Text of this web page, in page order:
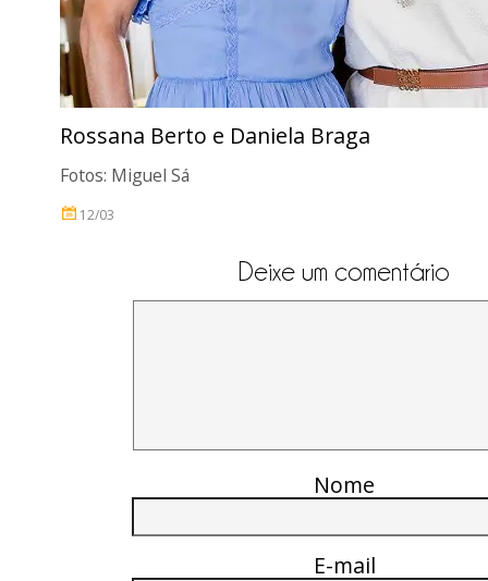
Rossana Berto e Daniela Braga
Fotos: Miguel Sá
12/03
Deixe um comentário
Nome
E-mail